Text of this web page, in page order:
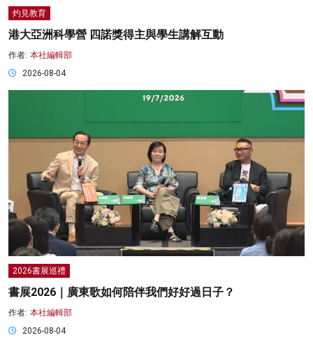
灼見教育
港大亞洲科學營 四諾獎得主與學生講解互動
作者: 本社編輯部
2026-08-04
2026書展巡禮
書展2026｜廣東歌如何陪伴我們好好過日子？
作者: 本社編輯部
2026-08-04